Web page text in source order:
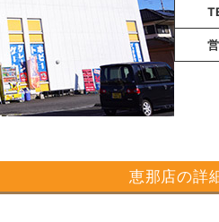
恵那店の詳